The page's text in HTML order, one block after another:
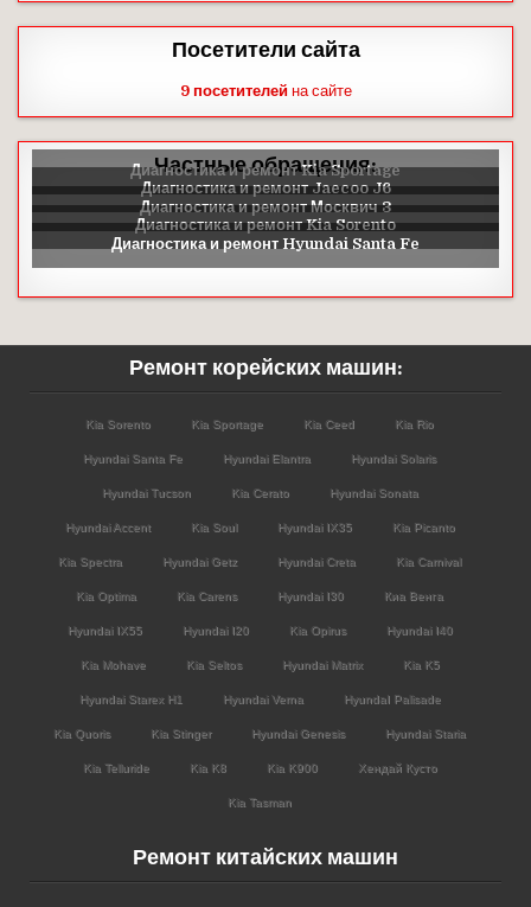
Посетители сайта
9 посетителейна сайте
Частные обращения:
Ремонт корейских машин:
Kia Sorento Kia Sportage Kia Ceed Kia Rio
Hyundai Santa Fe Hyundai Elantra Hyundai Solaris
Hyundai Tucson Kia Cerato Hyundai Sonata
Hyundai Accent Kia Soul Hyundai IX35 Kia Picanto
Kia Spectra Hyundai Getz Hyundai Creta Kia Carnival
Kia Optima Kia Carens Hyundai I30 Киа Венга
Hyundai IX55 Hyundai I20 Kia Opirus Hyundai I40
Kia Mohave Kia Seltos Hyundai Matrix Kia K5
Hyundai Starex H1 Hyundai Verna HyundaI Palisade
Kia Quoris Kia Stinger Hyundai Genesis Hyundai Staria
Kia Telluride Kia K8 Kia K900 Хендай Кусто
Kia Tasman
Ремонт китайских машин